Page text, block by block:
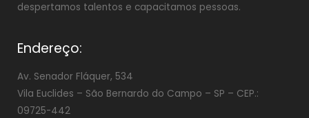
despertamos talentos e capacitamos pessoas.
Endereço:
Av. Senador Fláquer, 534
Vila Euclides – São Bernardo do Campo – SP – CEP.:
09725-442